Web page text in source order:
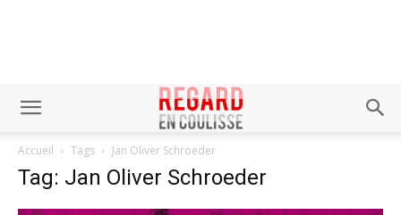
Accueil Tags Jan Oliver Schroeder
Tag: Jan Oliver Schroeder